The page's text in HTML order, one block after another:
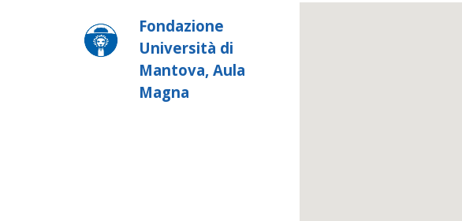
Fondazione
Università di
Mantova, Aula
Magna